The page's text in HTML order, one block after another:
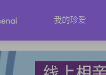
我的珍爱